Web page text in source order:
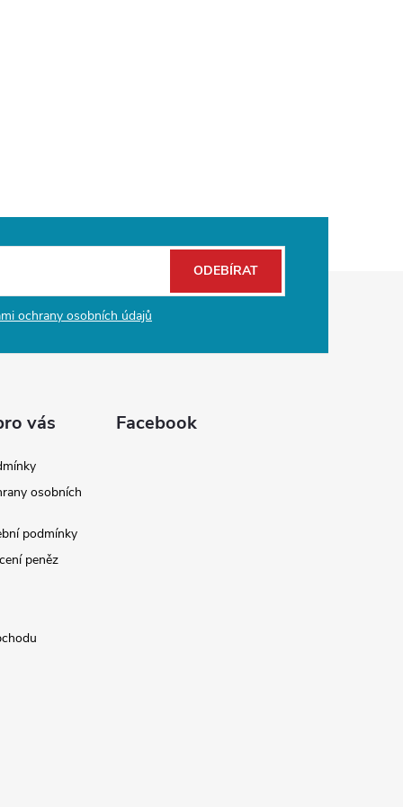
ochrany osobních údajů
ODEBÍRAT
vás
osobních
podmínky
peněz
Facebook